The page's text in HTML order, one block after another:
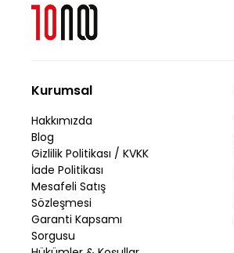
Kurumsal
Hakkımızda
Blog
Gizlilik Politikası / KVKK
İade Politikası
Mesafeli Satış
Sözleşmesi
Garanti Kapsamı
Sorgusu